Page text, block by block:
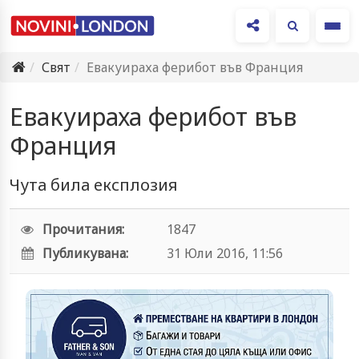
Свят
Евакуираха ферибот във Франция
Евакуираха ферибот във
Франция
Чута била експлозия
Прочитания:
1847
Публикувана:
31 Юли 2016, 11:56